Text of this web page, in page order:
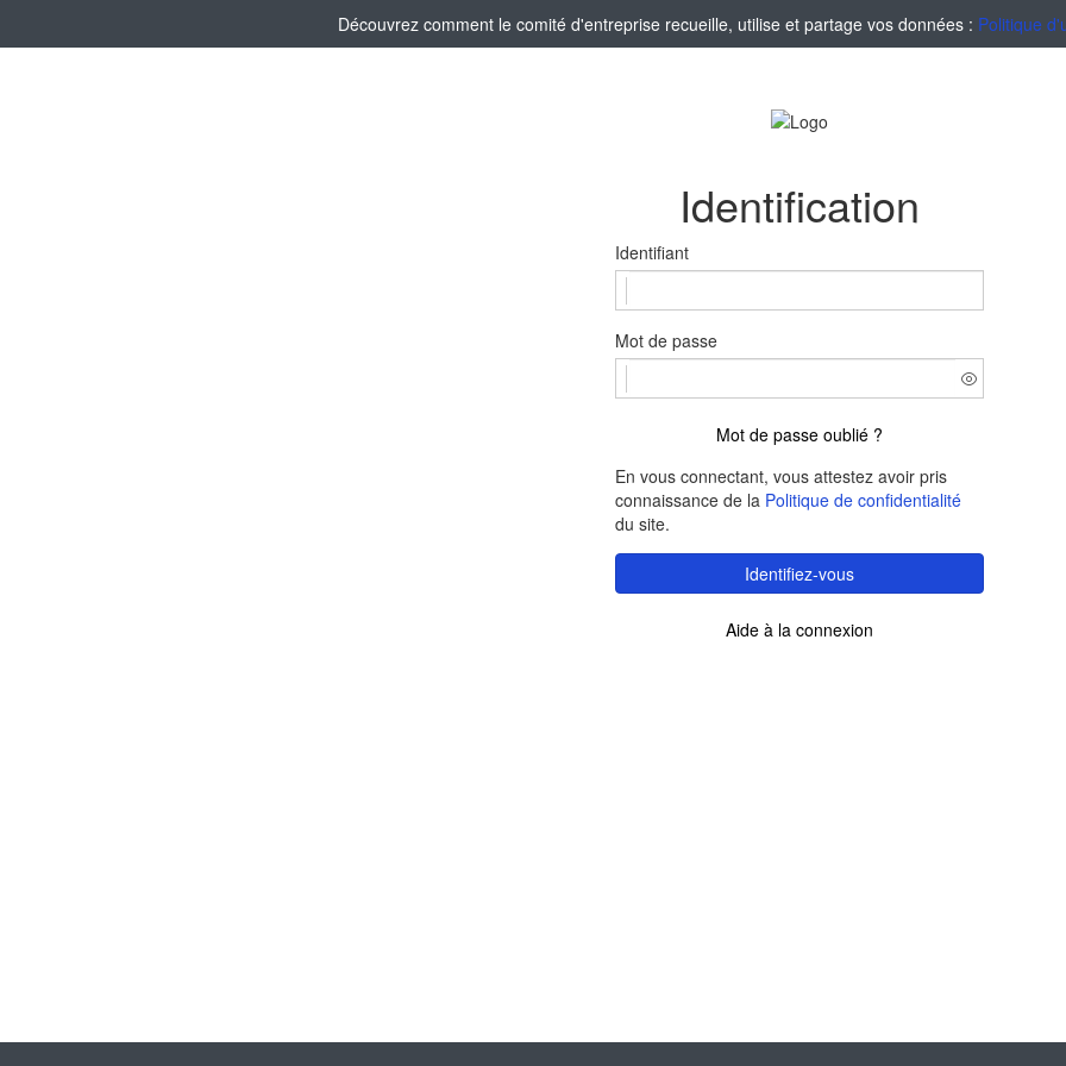
Découvrez comment le comité d'entreprise recueille, utilise et partage vos données : Politique
Identification
Identifiant
Mot de passe
Mot de passe oublié ?
En vous connectant, vous attestez avoir pris
connaissance de la Politique de confidentialité
du site.
Identifiez-vous
Aide à la connexion